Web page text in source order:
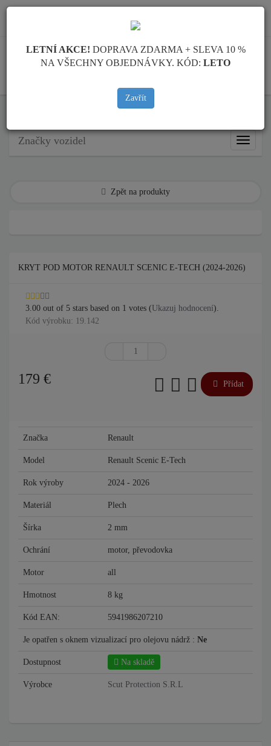
info@krytpodmotor.com
Značky
Značky vozidel
Zpět na produkty
KRYT POD MOTOR RENAULT SCENIC E-TECH (2024-2026)
3.00 out of 5 stars based on 1 votes (Ukazuj hodnocení).
Kód výrobku: 19.142
179 € Přídat
Značka Renault
Model Renault Scenic E-Tech
Rok výroby 2024 - 2026
Materiál Plech
Šírka 2 mm
Ochrání motor, převodovka
Motor all
Hmotnost 8 kg
Kód EAN: 5941986207210
Je opatřen s oknem vizualizací pro olejovu nádrž : Ne
Dostupnost Na skladě
Výrobce Scut Protection S.R.L
LETNÍ AKCE! DOPRAVA ZDARMA + SLEVA 10 %
NA VŠECHNY OBJEDNÁVKY. KÓD: LETO
Zavřít